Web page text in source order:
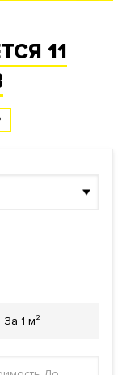
11
За 1 м²